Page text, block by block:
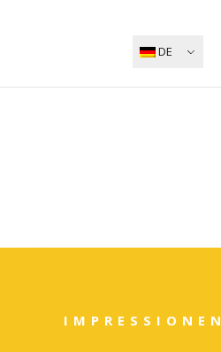
DE
IMPRESSIONEN